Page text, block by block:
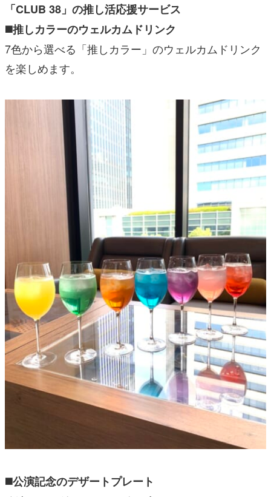
「CLUB 38」の推し活応援サービス
◼️推しカラーのウェルカムドリンク
7色から選べる「推しカラー」のウェルカムドリンク
を楽しめます。
◼️公演記念のデザートプレート